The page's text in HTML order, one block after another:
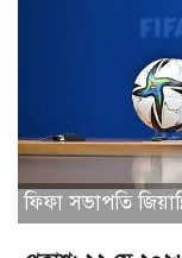
ফিফা সভাপতি